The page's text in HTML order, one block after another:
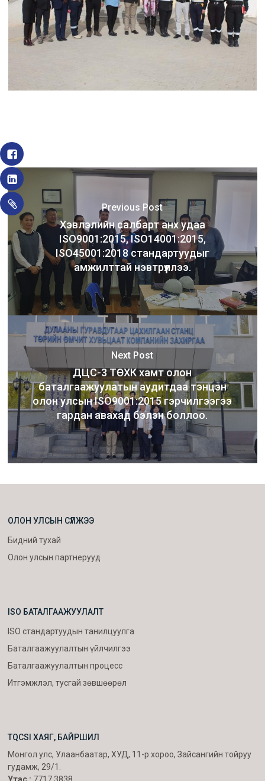
Previous Post
Хэвлэлийн салбарт анх удаа
ISO9001:2015, ISO14001:2015,
ISO45001:2018 стандартуудыг
амжилттай нэвтрүүллээ.
Next Post
ДЦС-3 ТӨХК хамт олон
баталгаажуулатын аудитдаа тэнцэн
олон улсын ISO9001:2015 гэрчилгээгээ
гардан авахад бэлэн боллоо.
ОЛОН УЛСЫН СҮЛЖЭЭ
Бидний тухай
Олон улсын партнерууд
ISO БАТАЛГААЖУУЛАЛТ
ISO стандартуудын танилцуулга
Баталгаажуулалтын үйлчилгээ
Баталгаажуулалтын процесс
Итгэмжлэл, тусгай зөвшөөрөл
TQCSI ХАЯГ, БАЙРШИЛ
Монгол улс, Улаанбаатар, ХУД, 11-р хороо, Зайсангийн тойруу
гудамж, 29/1.